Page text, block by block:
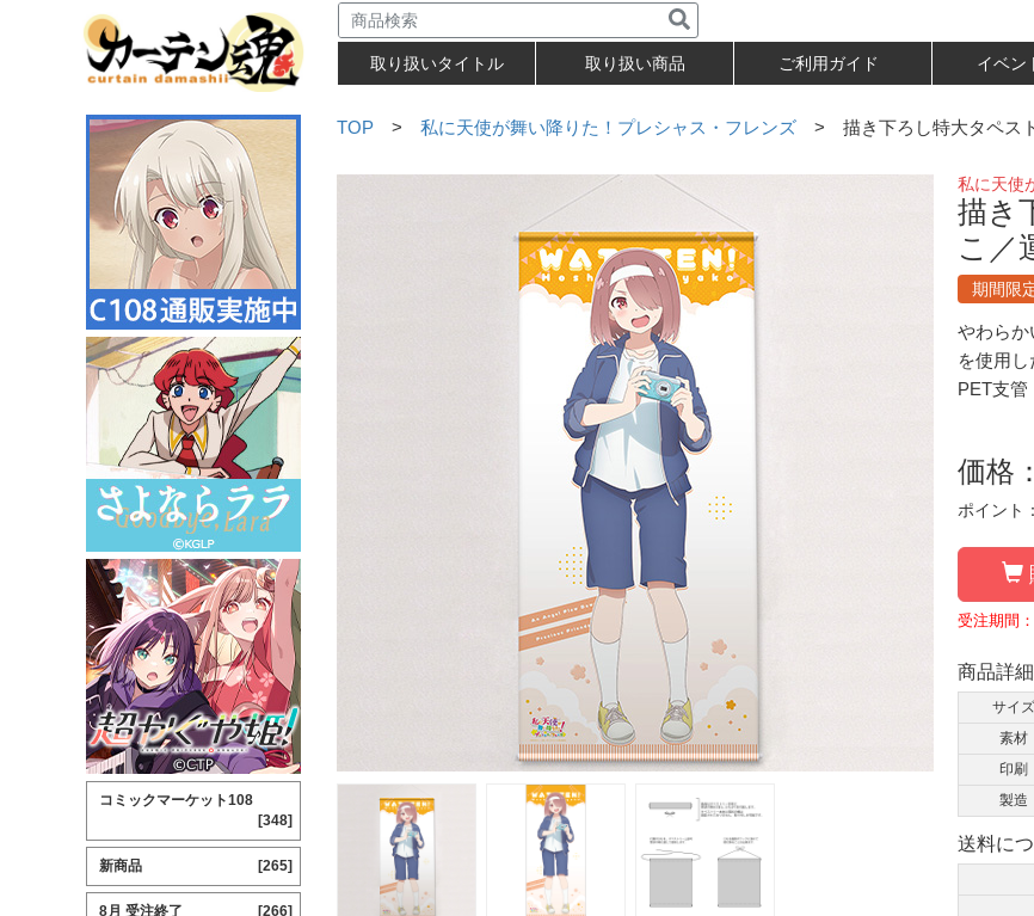
取り扱いタイトル 取り扱い商品 ご利用ガイド イベン
TOP > 私に天使が舞い降りた！プレシャス・フレンズ > 描き下ろし特大タペスト
私に天使
描き
こ／
期間限
やわらか
を使用し
PET支管
価格：
ポイント：
受注期間
商品詳細
サイズ
素材
印刷
製造
送料に
コミックマーケット108
[348]
新商品 [265]
8月 受注終了 [266]